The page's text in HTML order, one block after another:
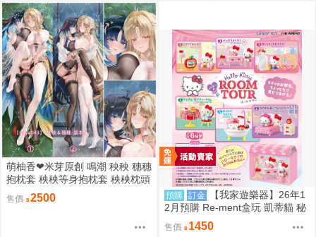
萌柚香❤米芽原創 鳴潮 秧秧 穗穗
抱枕套 秧秧等身抱枕套 秧秧枕頭
套 穗穗枕套 動漫等身抱枕套
售價 2500 預購 訂金
【我家遊樂器】26年1
2月預購 Re-ment盒玩 凱蒂貓 秘
密房間之旅
售價 1450